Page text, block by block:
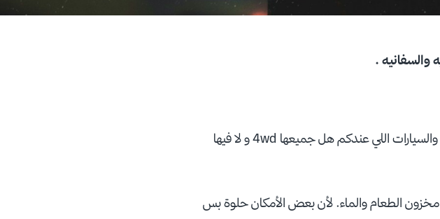
والسفانيه .
فيه أكثر من مكان للكشتة في الشرقية بس يعتمد على مدة كشتتكم والسيارات اللي عندكم هل جميعها 4wd و لا فيها
الطعام والماء. لأن بعض الأمكان حلوة بس